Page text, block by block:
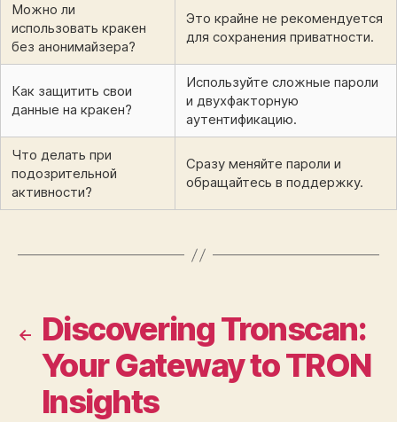
Можно ли
использовать кракен
без анонимайзера?
Это крайне не рекомендуется
для сохранения приватности.
Как защитить свои
данные на кракен?
Используйте сложные пароли
и двухфакторную
аутентификацию.
Что делать при
подозрительной
активности?
Сразу меняйте пароли и
обращайтесь в поддержку.
←
Discovering Tronscan:
Your Gateway to TRON
Insights